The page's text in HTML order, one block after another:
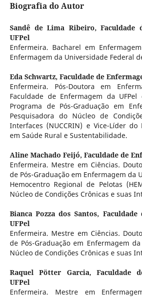
Biografia do Autor
Sandê de Lima Ribeiro,Faculdade
UFPel
Enfermeira. Bacharel em
Enfermagem da Universidade Federal
Eda Schwartz, Faculdade de
Enfermeira. Pós-Doutora em
Faculdade de Enfermagem da
Programa de Pós-Graduação em
Pesquisadora do Núcleo de
Interfaces (NUCCRIN) e Vice-Líder do
em Saúde Rural e Sustentabilidade.
Aline Machado Feijó, Faculdade de
Enfermeira. Mestre em Ciências.
de Pós-Graduação em Enfermagem da
Hemocentro Regional de Pelotas
Núcleo de Condições Crônicas e suas
Bianca Pozza dos Santos,
UFPel
Enfermeira. Mestre em Ciências.
de Pós-Graduação em Enfermagem
Núcleo de Condições Crônicas e suas
Raquel Pötter Garcia, Faculdade
UFPel
Enfermeira. Mestre em